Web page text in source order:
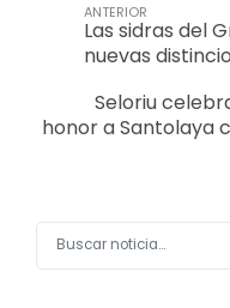
ANTERIOR
Las sidras del
nuevas
Seloriu
honor a Santolaya